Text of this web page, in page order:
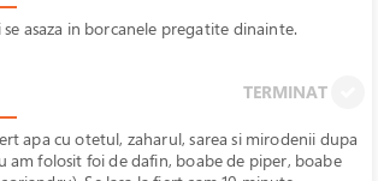
se asaza in borcanele pregatite dinainte.
TERMINAT
apa cu otetul, zaharul, sarea si mirodenii dupa
am folosit foi de dafin, boabe de piper, boabe